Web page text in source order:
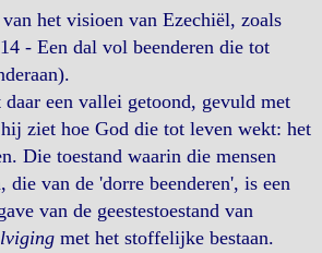
het visioen van Ezechiël, zoals
- Een dal vol beenderen die tot
een vallei getoond, gevuld met
ziet hoe God die tot leven wekt: het
Die toestand waarin die mensen
die van de 'dorre beenderen', is een
van de geestestoestand van
met het stoffelijke bestaan.